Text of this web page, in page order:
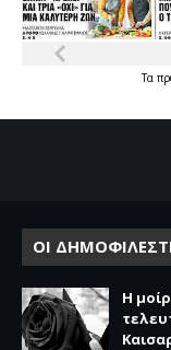
Τα
ΟΙ
Η